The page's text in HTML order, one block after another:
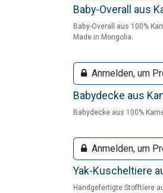
Baby-Overall aus
Baby-Overall aus 100%
Made in Mongolia.
Anmelden, um
Babydecke aus
Babydecke aus 100%
Anmelden, um
Yak-Kuscheltiere
Handgefertigte Stofftiere